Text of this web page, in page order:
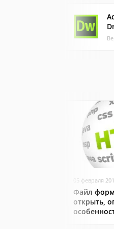
05 февраля
Файл
открыть,